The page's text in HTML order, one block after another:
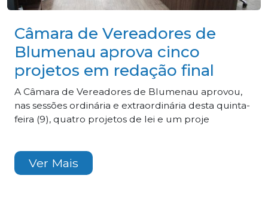
Câmara de Vereadores de
Blumenau aprova cinco
projetos em redação final
A Câmara de Vereadores de Blumenau aprovou,
nas sessões ordinária e extraordinária desta quinta-
feira (9), quatro projetos de lei e um proje
Ver Mais